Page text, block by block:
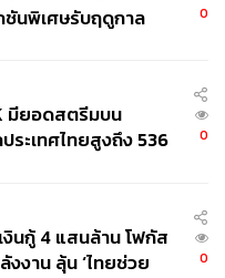
ชันพิเศษรับฤดูกาล
0
มียอดสตรีมบน
ระเทศไทยสูงถึง 536
0
งินกู้ 4 แสนล้าน โฟกัส
งาน ลุ้น ‘ไทยช่วย
0